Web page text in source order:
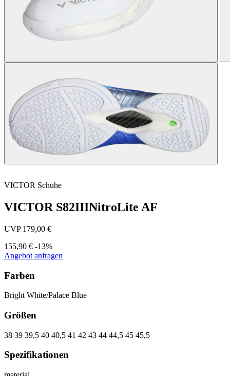
VICTOR Schuhe
VICTOR S82IIINitroLite AF
UVP 179,00 €
155,90 € -13%
Angebot anfragen
Farben
Bright White/Palace Blue
Größen
38 39 39,5 40 40,5 41 42 43 44 44,5 45 45,5
Spezifikationen